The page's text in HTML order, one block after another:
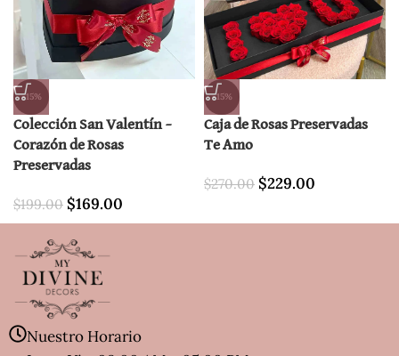
-15%
Colección San Valentín –
Corazón de Rosas
Preservadas
$199.00 $169.00
-15%
Caja de Rosas Preservadas
Te Amo
$270.00 $229.00
Nuestro Horario